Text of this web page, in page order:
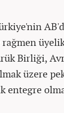
Birliği,
üzere
entegre